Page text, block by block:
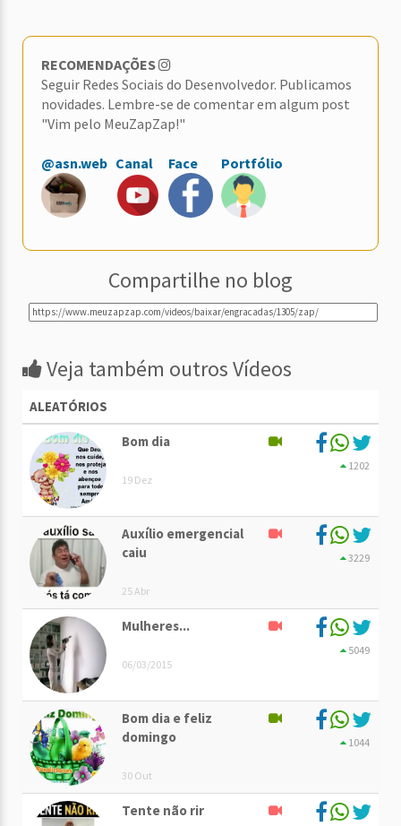
RECOMENDAÇÕES
Seguir Redes Sociais do Desenvolvedor. Publicamos
novidades. Lembre-se de comentar em algum post
"Vim pelo MeuZapZap!"
@asn.web Canal Face Portfólio
Compartilhe no blog
Veja também outros Vídeos
ALEATÓRIOS
Bom dia
19 Dez
1202
Auxílio emergencial
caiu
25 Abr
3229
Mulheres...
06/03/2015
5049
Bom dia e feliz
domingo
30 Out
1044
Tente não rir